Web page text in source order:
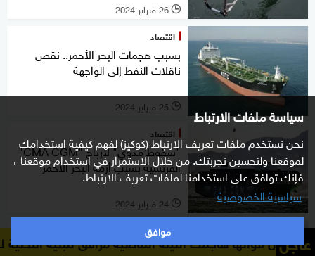
سياسة ملفات الارتباط
نحن نستخدم ملفات تعريف الارتباط (كوكيز) لفهم كيفية استخدامك
لموقعنا ولتحسين تجربتك. من خلال الاستمرار في استخدام موقعنا ،
فإنك توافق على استخدامنا لملفات تعريف الارتباط.
سياسية الخصوصية
موافق
l 26 فبراير 2024
اقتصاد
بسبب هجمات البحر الأحمر.. نقص
ناقلات النفط إلى الواجهة
l 25 فبراير 2024
اقتصاد
"سقوط مدوي" لأرباح "CMA CGM"
الفرنسية بسبب أزمة البحر الأحمر
l 24 فبراير 2024
عالم
مصادر: إيران تحضر لمعركة طويلة مع عاجلالليلة الماضية مرافق للبنية التحتية للوقود والموانئ